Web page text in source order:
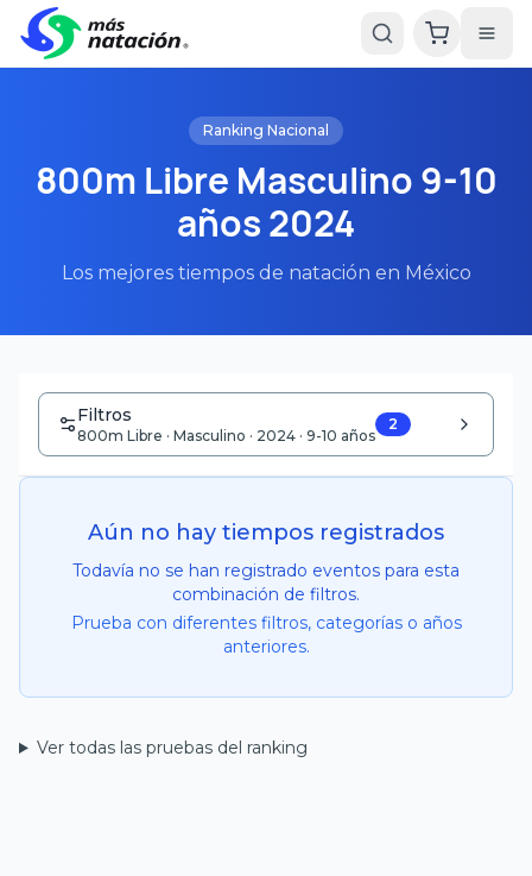
Ranking Nacional
800m Libre Masculino 9-10
años 2024
Los mejores tiempos de natación en México
Filtros
800m Libre · Masculino · 2024 · 9-10 años
2
Aún no hay tiempos registrados
Todavía no se han registrado eventos para esta
combinación de filtros.
Prueba con diferentes filtros, categorías o años
anteriores.
Ver todas las pruebas del ranking